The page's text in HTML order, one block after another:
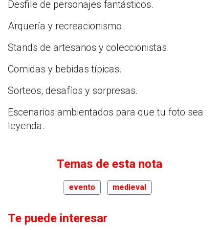
Desfile de personajes fantásticos.
Arquería y recreacionismo.
Stands de artesanos y coleccionistas.
Comidas y bebidas típicas.
Sorteos, desafíos y sorpresas.
Escenarios ambientados para que tu foto sea
leyenda.
Temas de esta nota
evento medieval
Te puede interesar